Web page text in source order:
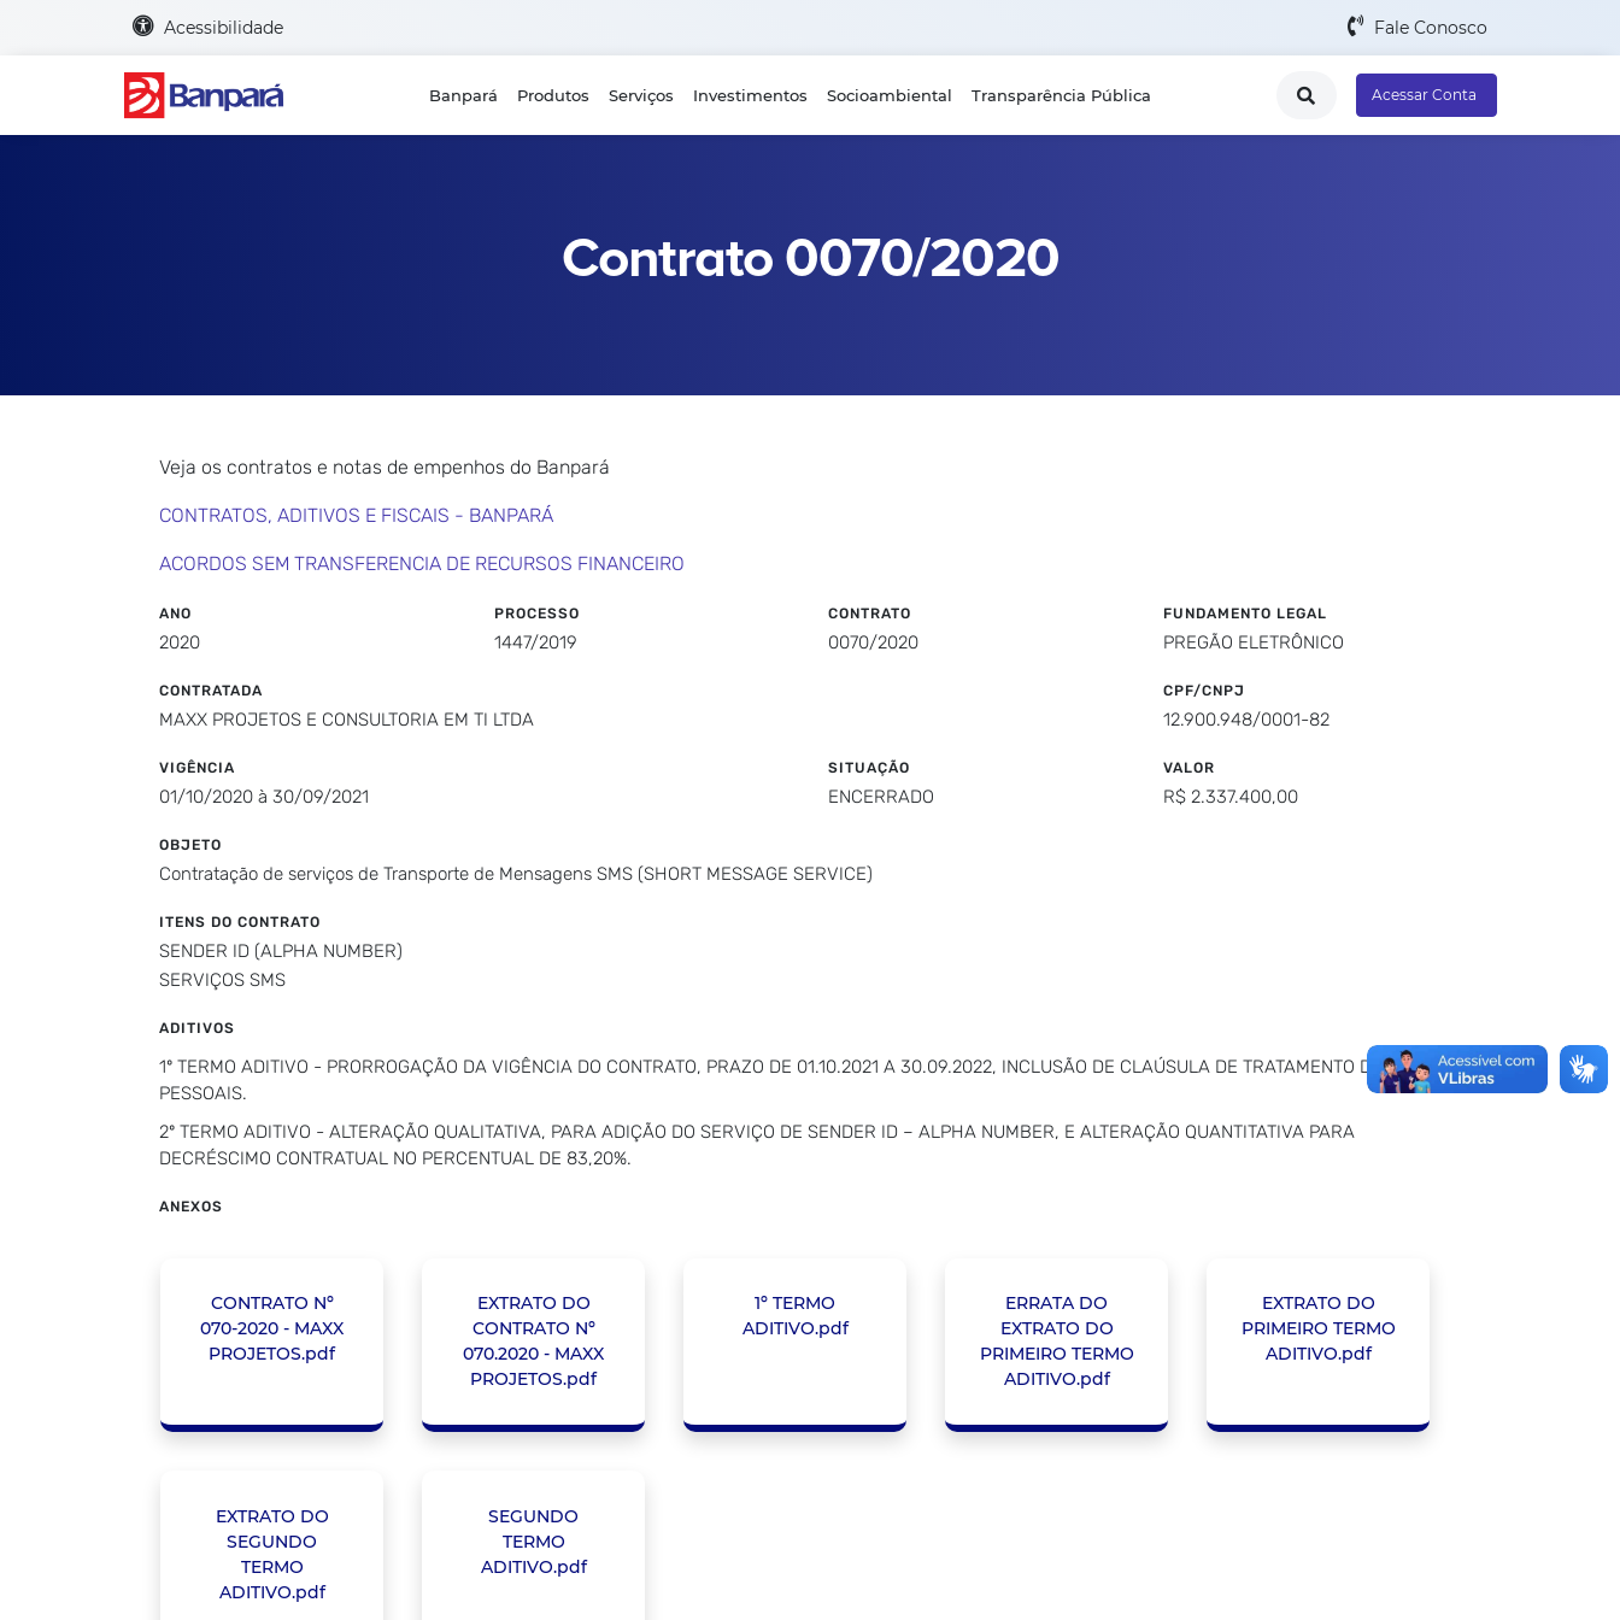
Acessibilidade Fale Conosco
Banpará Produtos Serviços Investimentos Socioambiental Transparência Pública Acessar Conta
Contrato 0070/2020
Veja os contratos e notas de empenhos do Banpará
CONTRATOS, ADITIVOS E FISCAIS - BANPARÁ
ACORDOS SEM TRANSFERENCIA DE RECURSOS FINANCEIRO
ANO
2020
PROCESSO
1447/2019
CONTRATO
0070/2020
FUNDAMENTO LEGAL
PREGÃO ELETRÔNICO
CONTRATADA
MAXX PROJETOS E CONSULTORIA EM TI LTDA
CPF/CNPJ
12.900.948/0001-82
VIGÊNCIA
01/10/2020 à 30/09/2021
SITUAÇÃO
ENCERRADO
VALOR
R$ 2.337.400,00
OBJETO
Contratação de serviços de Transporte de Mensagens SMS (SHORT MESSAGE SERVICE)
ITENS DO CONTRATO
SENDER ID (ALPHA NUMBER)
SERVIÇOS SMS
ADITIVOS
1º TERMO ADITIVO - PRORROGAÇÃO DA VIGÊNCIA DO CONTRATO, PRAZO DE 01.10.2021 A 30.09.2022, INCLUSÃO DE CLAÚSULA DE TRATAMENTO DE DADOS
PESSOAIS.
2º TERMO ADITIVO - ALTERAÇÃO QUALITATIVA, PARA ADIÇÃO DO SERVIÇO DE SENDER ID – ALPHA NUMBER, E ALTERAÇÃO QUANTITATIVA PARA
DECRÉSCIMO CONTRATUAL NO PERCENTUAL DE 83,20%.
ANEXOS
CONTRATO Nº
070-2020 - MAXX
PROJETOS.pdf
EXTRATO DO
CONTRATO Nº
070.2020 - MAXX
PROJETOS.pdf
1º TERMO
ADITIVO.pdf
ERRATA DO
EXTRATO DO
PRIMEIRO TERMO
ADITIVO.pdf
EXTRATO DO
PRIMEIRO TERMO
ADITIVO.pdf
EXTRATO DO
SEGUNDO
TERMO
ADITIVO.pdf
SEGUNDO
TERMO
ADITIVO.pdf